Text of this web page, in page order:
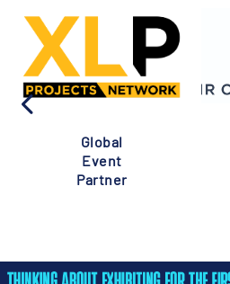
Global
Event
Partner